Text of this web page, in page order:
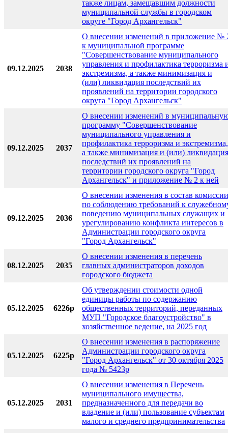
также лицам, замещавшим должности
муниципальной службы в городском
округе "Город Архангельск"
09.12.2025 2038
О внесении изменений в приложение №
к муниципальной программе
"Совершенствование муниципального
управления и профилактика терроризма
экстремизма, а также минимизация и
(или) ликвидация последствий их
проявлений на территории городского
округа "Город Архангельск"
09.12.2025 2037
О внесении изменений в
программу "Совершенствование
муниципального управления и
профилактика терроризма и экстремизма,
а также минимизация и (или) ликвидация
последствий их проявлений на
территории городского округа "Город
Архангельск" и приложение № 2 к ней
09.12.2025 2036
О внесении изменения в состав комиссии
по соблюдению требований к
поведению муниципальных служащих и
урегулированию конфликта интересов в
Администрации городского округа
"Город Архангельск"
08.12.2025 2035
О внесении изменения в перечень
главных администраторов доходов
городского бюджета
05.12.2025 6226р
Об утверждении стоимости одной
единицы работы по содержанию
общественных территорий, переданных
МУП "Городское благоустройство" в
хозяйственное ведение, на 2025 год
05.12.2025 6225р
О внесении изменения в распоряжение
Администрации городского округа
"Город Архангельск" от 30 октября 2025
года № 5423р
05.12.2025 2031
О внесении изменения в Перечень
муниципального имущества,
предназначенного для передачи во
владение и (или) пользование субъектам
малого и среднего предпринимательства